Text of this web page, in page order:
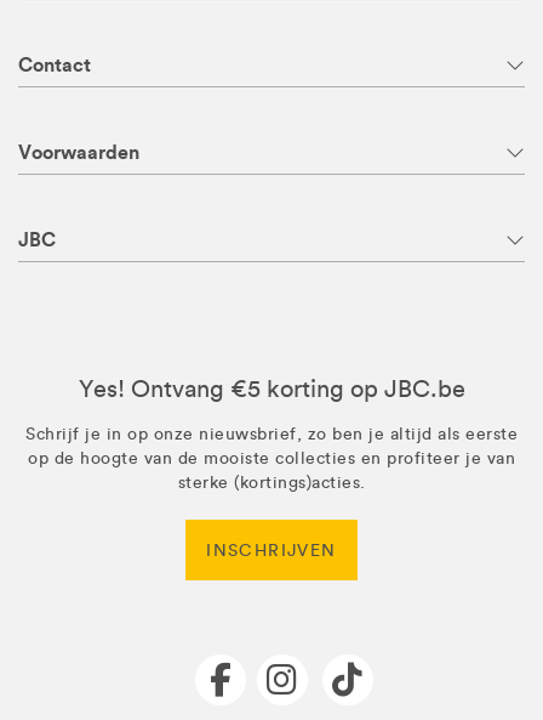
Contact
Voorwaarden
JBC
Yes! Ontvang €5 korting op JBC.be
Schrijf je in op onze nieuwsbrief, zo ben je altijd als eerste
op de hoogte van de mooiste collecties en profiteer je van
sterke (kortings)acties.
INSCHRIJVEN